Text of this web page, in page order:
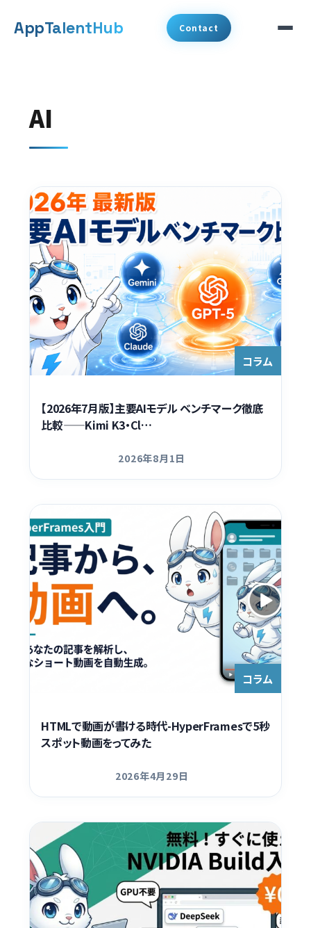
メ
AppTalentHub Contact
代表挨拶
コラム
お知らせ
会社概要
Contact
AI
コラム
【2026年7月版】主要AIモデル ベンチマーク徹底
比較——Kimi K3・Cl…
更新日
2026年8月1日
コラム
HTMLで動画が書ける時代-HyperFramesで5秒
スポット動画をってみた
更新日
2026年4月29日